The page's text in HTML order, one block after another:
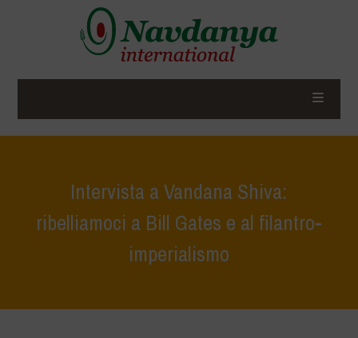
Intervista a Vandana Shiva:
ribelliamoci a Bill Gates e al filantro-
imperialismo